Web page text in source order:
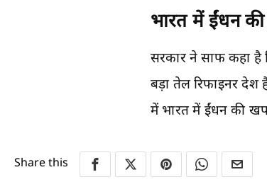
भारत में ईंधन
सरकार ने साफ कहा है
बड़ा तेल रिफाइनर देश
में भारत में ईंधन की
Share this